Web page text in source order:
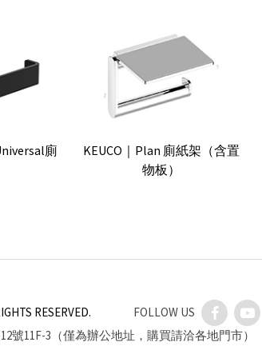
廁
KEUCO｜Plan 廁紙架（含置
物板）
RESERVED.
FOLLOW US
號11F-3（僅為辦公地址，購買請洽各地門市）